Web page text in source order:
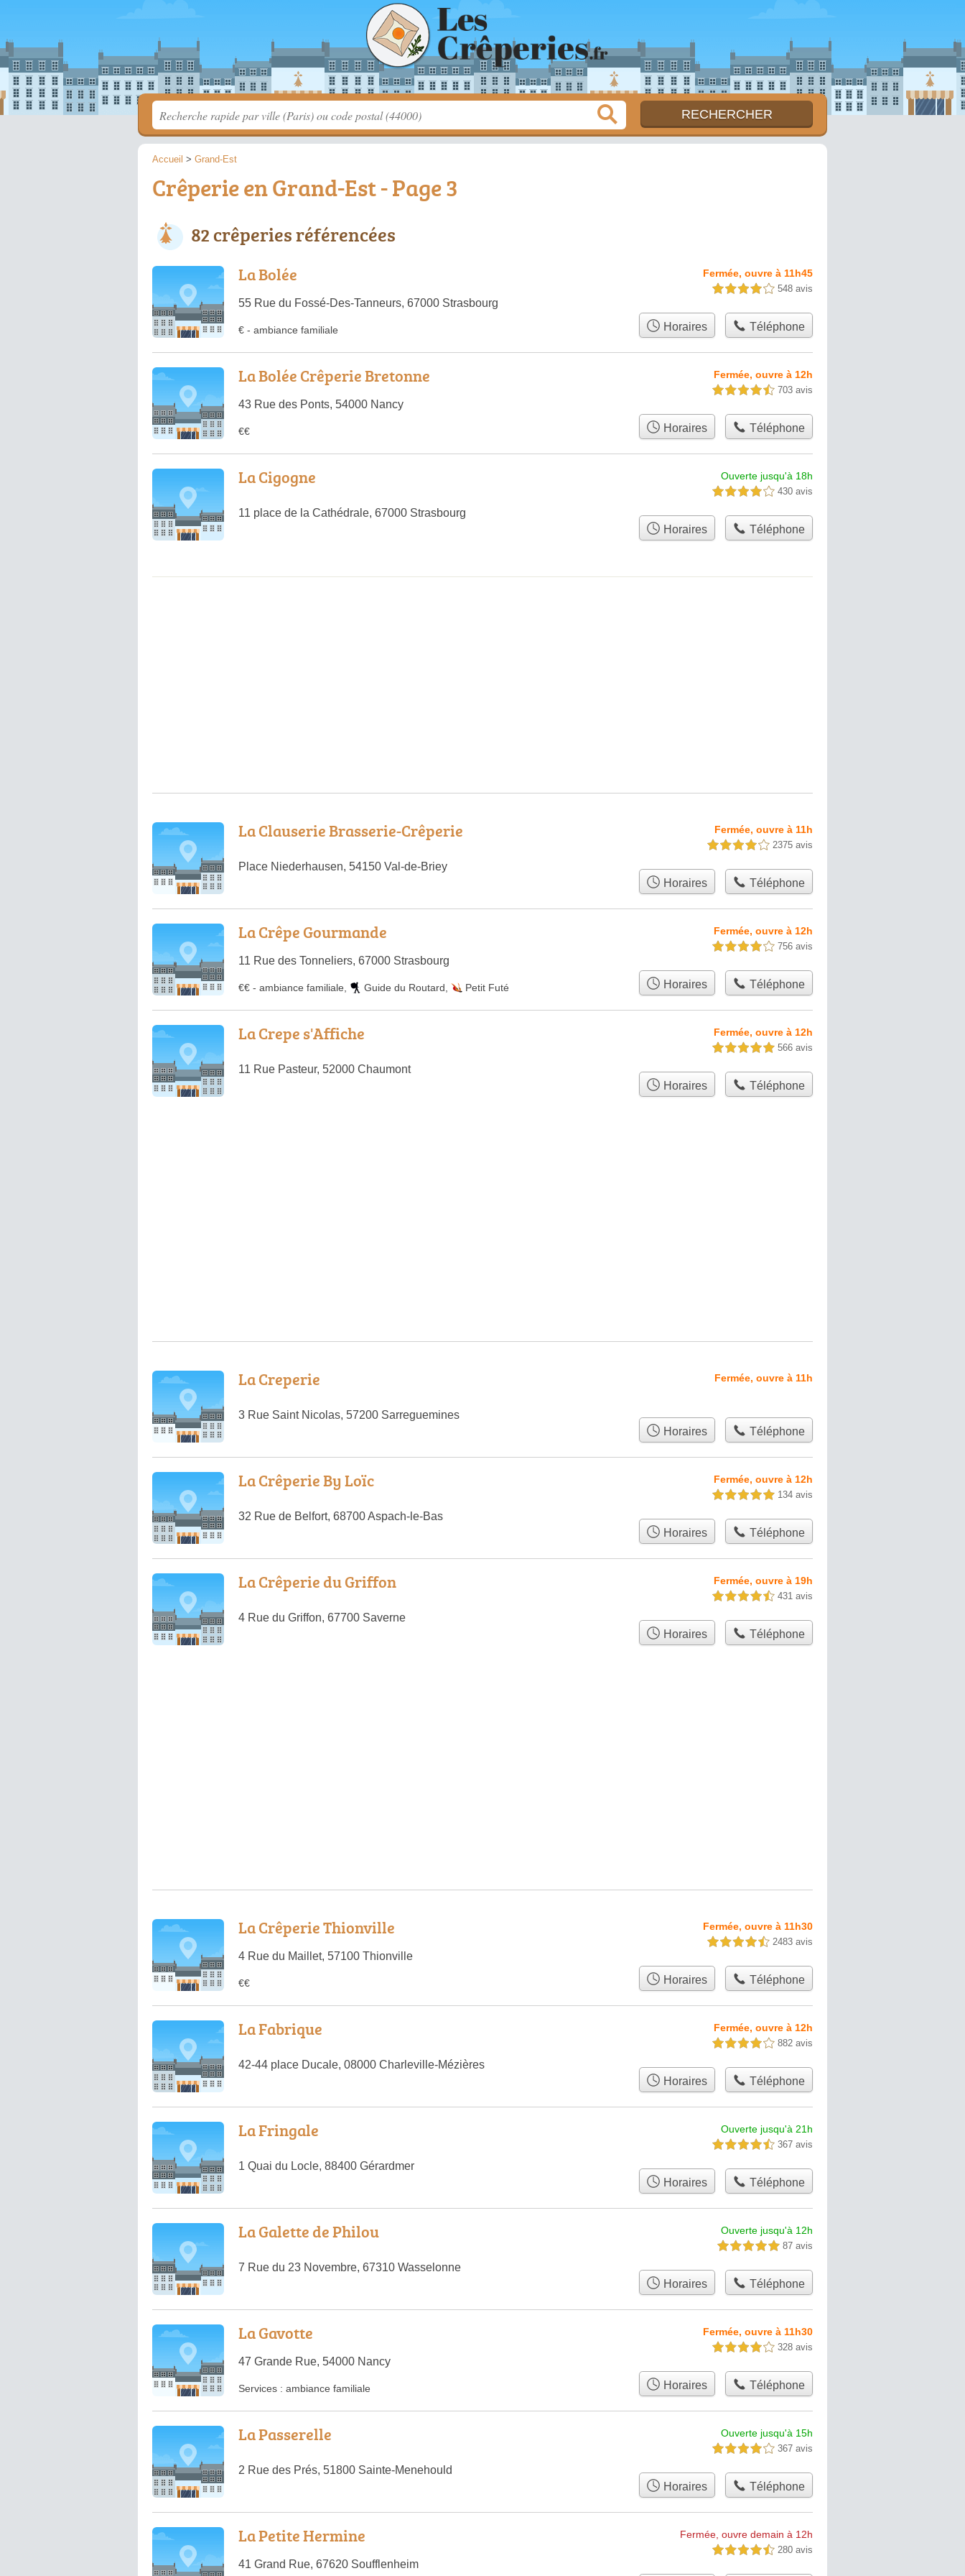
Accueil > Grand-Est
Crêperie en Grand-Est - Page 3
82 crêperies référencées
La Bolée
55 Rue du Fossé-Des-Tanneurs, 67000 Strasbourg
Fermée, ouvre à 11h45
4,0 étoiles sur 5 548 avis
€ - ambiance familiale Horaires Téléphone
La Bolée Crêperie Bretonne
43 Rue des Ponts, 54000 Nancy
Fermée, ouvre à 12h
4,5 étoiles sur 5 703 avis
€€ Horaires Téléphone
La Cigogne
11 place de la Cathédrale, 67000 Strasbourg
Ouverte jusqu'à 18h
4,0 étoiles sur 5 430 avis
Horaires Téléphone
La Clauserie Brasserie-Crêperie
Place Niederhausen, 54150 Val-de-Briey
Fermée, ouvre à 11h
4,0 étoiles sur 5 2375 avis
Horaires Téléphone
La Crêpe Gourmande
11 Rue des Tonneliers, 67000 Strasbourg
Fermée, ouvre à 12h
4,0 étoiles sur 5 756 avis
€€ - ambiance familiale Guide du Routard Petit Futé Horaires Téléphone
La Crepe s'Affiche
11 Rue Pasteur, 52000 Chaumont
Fermée, ouvre à 12h
5,0 étoiles sur 5 566 avis
Horaires Téléphone
La Creperie
3 Rue Saint Nicolas, 57200 Sarreguemines
Fermée, ouvre à 11h
Horaires Téléphone
La Crêperie By Loïc
32 Rue de Belfort, 68700 Aspach-le-Bas
Fermée, ouvre à 12h
5,0 étoiles sur 5 134 avis
Horaires Téléphone
La Crêperie du Griffon
4 Rue du Griffon, 67700 Saverne
Fermée, ouvre à 19h
4,5 étoiles sur 5 431 avis
Horaires Téléphone
La Crêperie Thionville
4 Rue du Maillet, 57100 Thionville
Fermée, ouvre à 11h30
4,5 étoiles sur 5 2483 avis
€€ Horaires Téléphone
La Fabrique
42-44 place Ducale, 08000 Charleville-Mézières
Fermée, ouvre à 12h
4,0 étoiles sur 5 882 avis
Horaires Téléphone
La Fringale
1 Quai du Locle, 88400 Gérardmer
Ouverte jusqu'à 21h
4,5 étoiles sur 5 367 avis
Horaires Téléphone
La Galette de Philou
7 Rue du 23 Novembre, 67310 Wasselonne
Ouverte jusqu'à 12h
5,0 étoiles sur 5 87 avis
Horaires Téléphone
La Gavotte
47 Grande Rue, 54000 Nancy
Fermée, ouvre à 11h30
4,0 étoiles sur 5 328 avis
Services : ambiance familiale Horaires Téléphone
La Passerelle
2 Rue des Prés, 51800 Sainte-Menehould
Ouverte jusqu'à 15h
4,0 étoiles sur 5 367 avis
Horaires Téléphone
La Petite Hermine
41 Grand Rue, 67620 Soufflenheim
Fermée, ouvre demain à 12h
4,5 étoiles sur 5 280 avis